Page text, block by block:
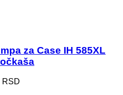
za Case IH 585XL
RSD